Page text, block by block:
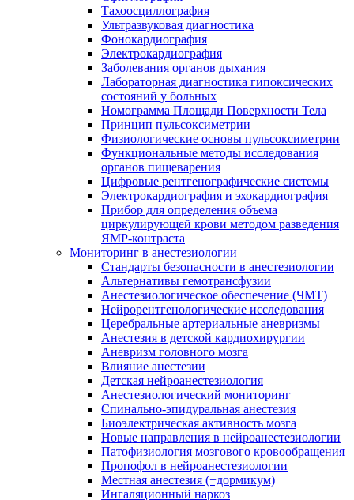
Тахоосциллография
Ультразвуковая диагностика
Фонокардиография
Электрокардиография
Заболевания органов дыхания
Лабораторная диагностика гипоксических
состояний у больных
Номограмма Площади Поверхности Тела
Принцип пульсоксиметрии
Физиологические основы пульсоксиметрии
Функциональные методы исследования
органов пищеварения
Цифровые рентгенографические системы
Электрокардиография и эхокардиография
Прибор для определения объема
циркулирующей крови методом разведения
ЯМР-контраста
Мониторинг в анестезиологии
Стандарты безопасности в анестезиологии
Альтернативы гемотрансфузии
Анестезиологическое обеспечение (ЧМТ)
Нейрорентгенологические исследования
Церебральные артериальные аневризмы
Анестезия в детской кардиохирургии
Аневризм головного мозга
Влияние анестезии
Детская нейроанестезиология
Анестезиологический мониторинг
Спинально-эпидуральная анестезия
Биоэлектрическая активность мозга
Новые направления в нейроанестезиологии
Патофизиология мозгового кровообращения
Пропофол в нейроанестезиологии
Местная анестезия (+дормикум)
Ингаляционный наркоз